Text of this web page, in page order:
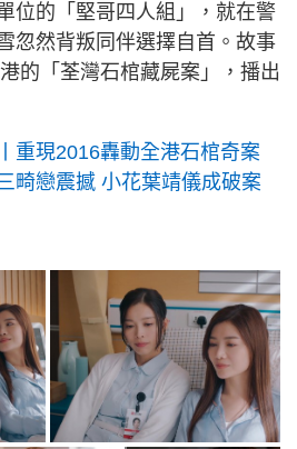
位的「堅哥四人組」，就在警
忽然背叛同伴選擇自首。故事
的「荃灣石棺藏屍案」，播出
重現2016轟動全港石棺奇案
畸戀震撼 小花葉靖儀成破案